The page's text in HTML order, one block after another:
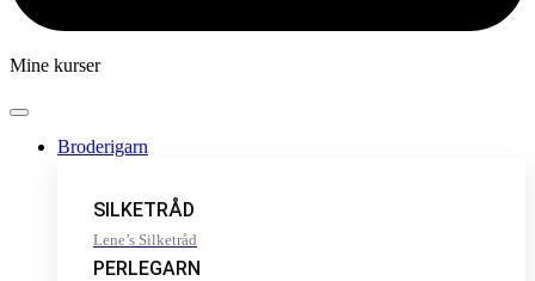
Mine kurser
Broderigarn
SILKETRÅD
Lene’s Silketråd
PERLEGARN